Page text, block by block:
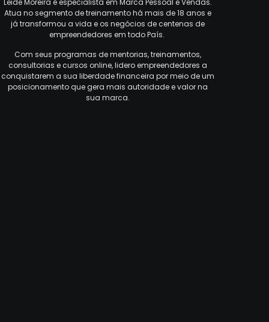
Leide Moreira é especialista em Marca Pessoal e Vendas.
Atua no segmento de treinamento há mais de 18 anos e
já transformou a vida e os negócios de centenas de
empreendedores em todo País.
Com seus programas de mentorias, treinamentos,
consultorias e cursos online, lidero empreendedores a
conquistarem a sua liberdade financeira por meio de um
posicionamento que gera mais autoridade e valor na
sua marca.